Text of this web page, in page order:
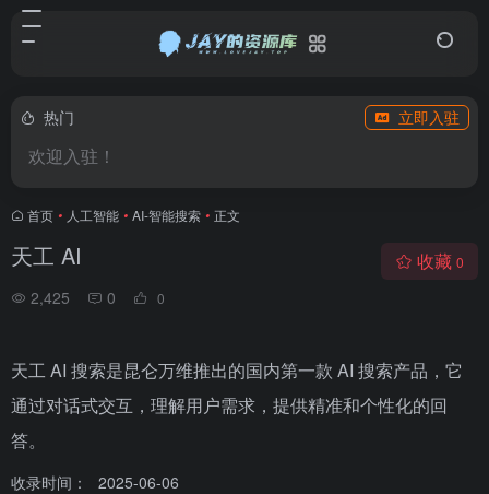
热门 立即入驻
欢迎入驻！
首页 • 人工智能 • AI-智能搜索 • 正文
天工 AI
2,425 0 0
收藏 0
天工 AI 搜索是昆仑万维推出的国内第一款 AI 搜索产品，它
通过对话式交互，理解用户需求，提供精准和个性化的回
答。
收录时间： 2025-06-06